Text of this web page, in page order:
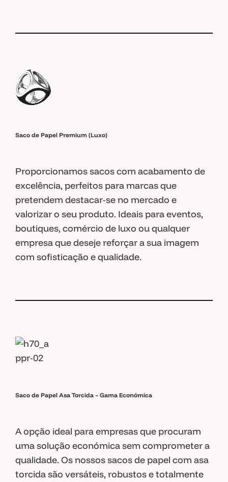
Saco de Papel Premium (Luxo)
Proporcionamos sacos com acabamento de
excelência, perfeitos para marcas que
pretendem destacar-se no mercado e
valorizar o seu produto. Ideais para eventos,
boutiques, comércio de luxo ou qualquer
empresa que deseje reforçar a sua imagem
com sofisticação e qualidade.
Saco de Papel Asa Torcida – Gama Económica
A opção ideal para empresas que procuram
uma solução económica sem comprometer a
qualidade. Os nossos sacos de papel com asa
torcida são versáteis, robustos e totalmente